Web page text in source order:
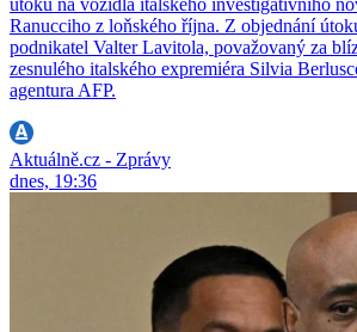
útoku na vozidla italského investigativního
Ranucciho z loňského října. Z objednání
podnikatel Valter Lavitola, považovaný za
zesnulého italského expremiéra Silvia
agentura AFP.
Aktuálně.cz - Zprávy
dnes, 19:36